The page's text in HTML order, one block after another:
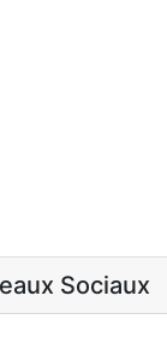
Sociaux